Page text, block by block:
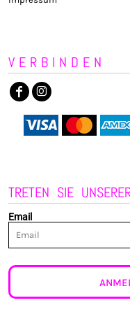
VERBINDEN
TRETEN SIE
Email